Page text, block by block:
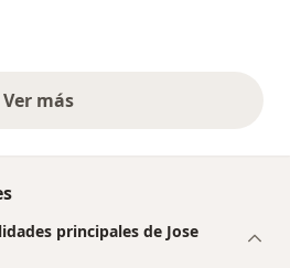
Ver másopiniones anteriores
principales de Jose